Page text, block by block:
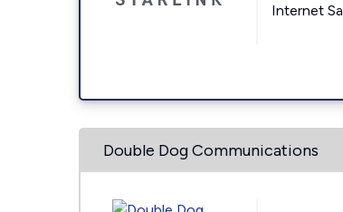
Internet
Double Dog Communications